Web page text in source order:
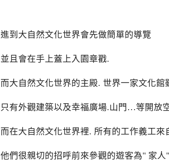
進到大自然文化世界會先做簡單的導覽
並且會在手上蓋上入園章戳.
而大自然文化世界的主殿. 世界一家文化
只有外觀建築以及幸福廣場.山門…等開放
而在大自然文化世界裡. 所有的工作義工來
他們很親切的招呼前來參觀的遊客為" 家人"